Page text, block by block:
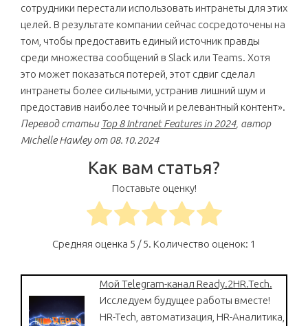
сотрудники перестали использовать интранеты для этих
целей. В результате компании сейчас сосредоточены на
том, чтобы предоставить единый источник правды
среди множества сообщений в Slack или Teams. Хотя
это может показаться потерей, этот сдвиг сделал
интранеты более сильными, устранив лишний шум и
предоставив наиболее точный и релевантный контент».
Перевод статьи Top 8 Intranet Features in 2024, автор
Michelle Hawley от 08.10.2024
Как вам статья?
Поставьте оценку!
Средняя оценка 5 / 5. Количество оценок: 1
Мой Telegram-канал Ready.2HR.Tech.
Исследуем будущее работы вместе!
HR-Tech, автоматизация, HR-Аналитика,